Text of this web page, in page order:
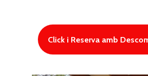
Click i Reserva amb